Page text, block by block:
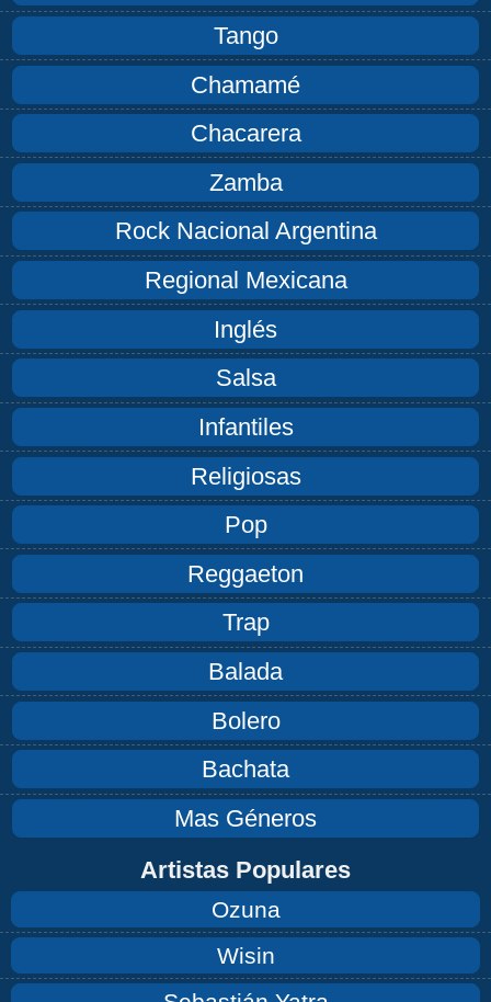
Tango
Chamamé
Chacarera
Zamba
Rock Nacional Argentina
Regional Mexicana
Inglés
Salsa
Infantiles
Religiosas
Pop
Reggaeton
Trap
Balada
Bolero
Bachata
Mas Géneros
Artistas Populares
Ozuna
Wisin